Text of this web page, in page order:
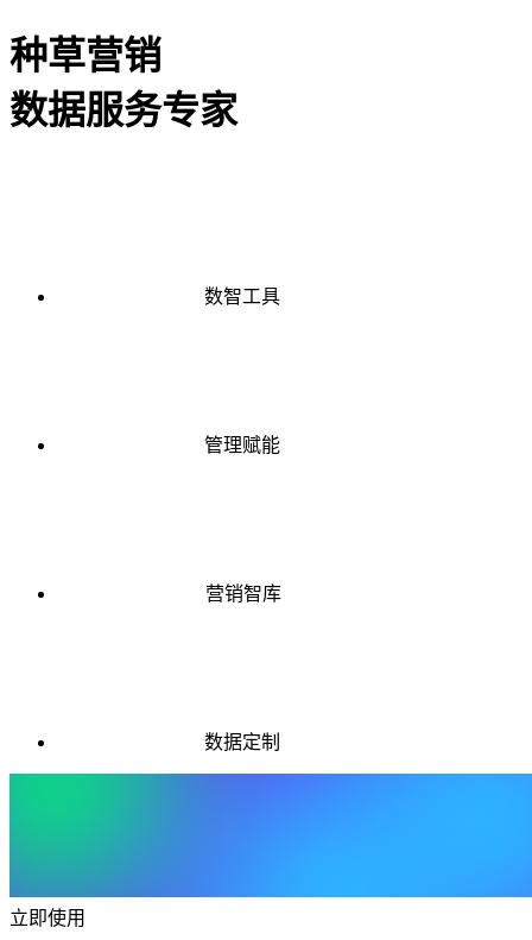
种草营销
数据服务专家
数智工具
管理赋能
营销智库
数据定制
立即使用